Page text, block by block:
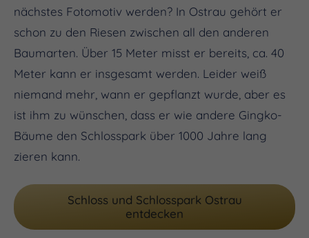
nächstes Fotomotiv werden? In Ostrau gehört er
schon zu den Riesen zwischen all den anderen
Baumarten. Über 15 Meter misst er bereits, ca. 40
Meter kann er insgesamt werden. Leider weiß
niemand mehr, wann er gepflanzt wurde, aber es
ist ihm zu wünschen, dass er wie andere Gingko-
Bäume den Schlosspark über 1000 Jahre lang
zieren kann.
Schloss und Schlosspark Ostrau
entdecken